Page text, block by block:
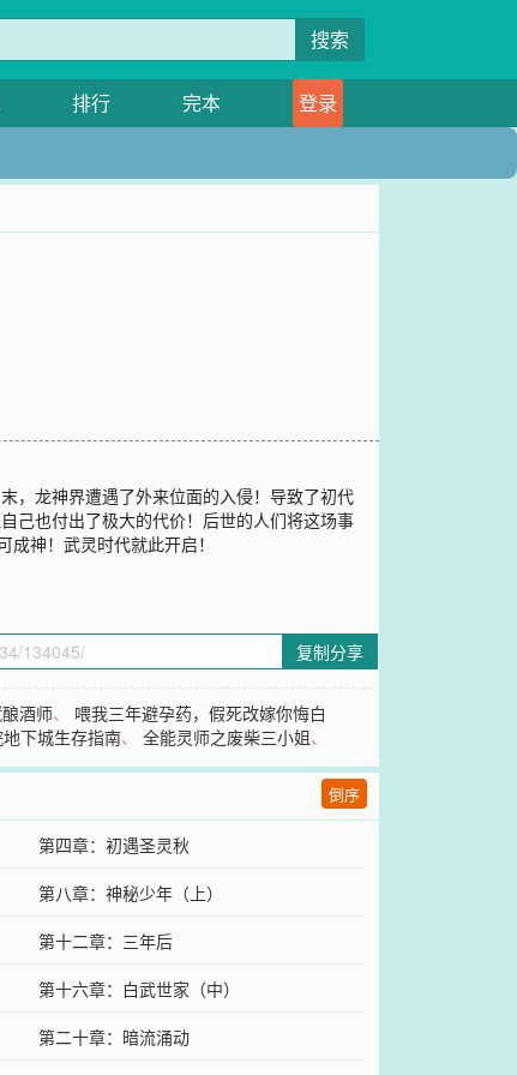
搜索
排行 完本
登录
，龙神界遭遇了外来位面的入侵！导致了初代
己也付出了极大的代价！后世的人们将这场事
神！武灵时代就此开启！
复制分享
酒师、 喂我三年避孕药，假死改嫁你悔白
下城生存指南、全能灵师之废柴三小姐、
倒序
第四章：初遇圣灵秋
第八章：神秘少年（上）
第十二章：三年后
第十六章：白武世家（中）
第二十章：暗流涌动